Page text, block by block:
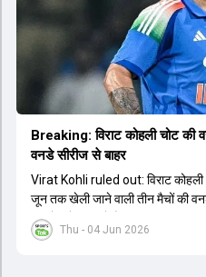
Thu - 04 Jun 2026
Breaking: विराट कोहली चोट
वनडे सीरीज से बाहर
Virat Kohli ruled out: विराट
जून तक खेली जाने वाली तीन मैचों की
की चोट से जूझ रहे हैं.